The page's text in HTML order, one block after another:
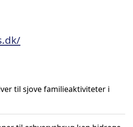
til sjove familieaktiviteter i